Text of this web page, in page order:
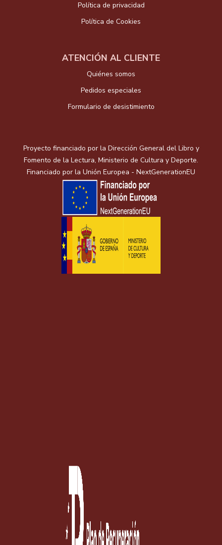
Política de privacidad
Política de Cookies
ATENCIÓN AL CLIENTE
Quiénes somos
Pedidos especiales
Formulario de desistimiento
Proyecto financiado por la Dirección General del Libro y
Fomento de la Lectura, Ministerio de Cultura y Deporte.
Financiado por la Unión Europea - NextGenerationEU